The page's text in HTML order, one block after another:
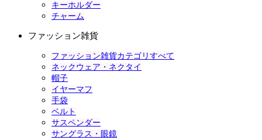
キーホルダー
チャーム
ファッション雑貨
ファッション雑貨カテゴリすべて
ネックウェア・ネクタイ
帽子
イヤーマフ
手袋
ベルト
サスペンダー
サングラス・眼鏡